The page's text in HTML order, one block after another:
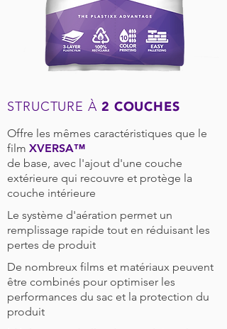
STRUCTURE À 2 COUCHES
Offre les mêmes caractéristiques que le
film XVERSA™
de base, avec l'ajout d'une couche
extérieure qui recouvre et protège la
couche intérieure
Le système d'aération permet un
remplissage rapide tout en réduisant les
pertes de produit
De nombreux films et matériaux peuvent
être combinés pour optimiser les
performances du sac et la protection du
produit